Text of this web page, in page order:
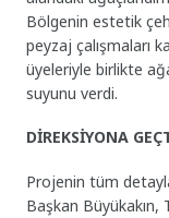
Bölgenin estetik
peyzaj çalışmaları
üyeleriyle birlikte
suyunu verdi.
DİREKSİYONA
Projenin tüm
Başkan